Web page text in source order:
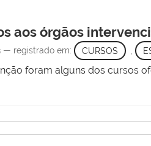
aos órgãos
— registrado em: CURSOS
foram alguns dos cursos